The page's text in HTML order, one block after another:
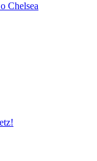
Chelsea